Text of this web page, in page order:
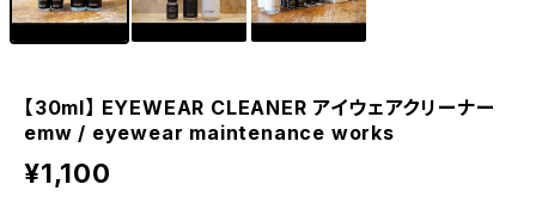
【30ml】 EYEWEAR CLEANER アイウェアクリーナー
emw / eyewear maintenance works
¥1,100